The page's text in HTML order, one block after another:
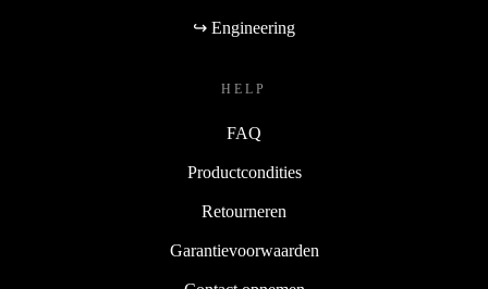
↪ Engineering
HELP
FAQ
Productcondities
Retourneren
Garantievoorwaarden